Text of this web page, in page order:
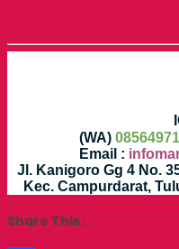
(WA)
Email :
Jl. Kanigoro Gg 4 No.
Kec. Campurdarat,
Share This :